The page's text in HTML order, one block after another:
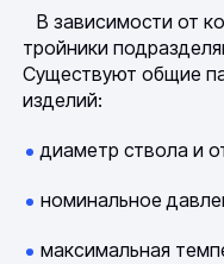
В зависимости от
тройники
Существуют общие
изделий:
диаметр ствола и
номинальное
максимальная